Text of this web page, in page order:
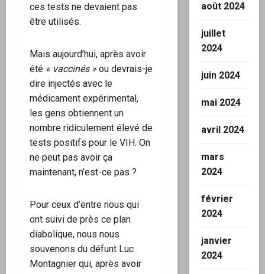
ces tests ne devaient pas
être utilisés.
Mais aujourd’hui, après avoir
été « vaccinés » ou devrais-je
dire injectés avec le
médicament expérimental,
les gens obtiennent un
nombre ridiculement élevé de
tests positifs pour le VIH. On
ne peut pas avoir ça
maintenant, n’est-ce pas ?
Pour ceux d’entre nous qui
ont suivi de près ce plan
diabolique, nous nous
souvenons du défunt Luc
Montagnier qui, après avoir
août 2024
juillet
2024
juin 2024
mai 2024
avril 2024
mars
2024
février
2024
janvier
2024